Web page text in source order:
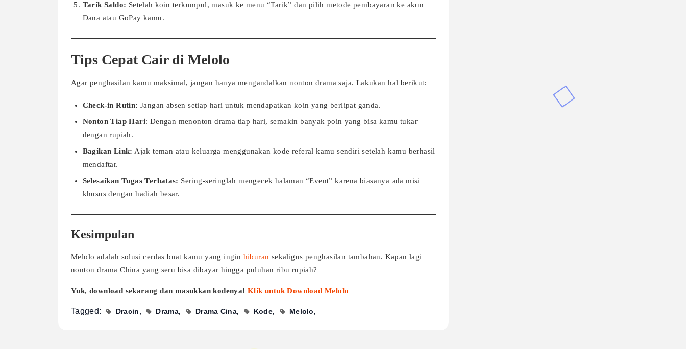
Tarik Saldo: Setelah koin terkumpul, masuk ke menu “Tarik” dan pilih metode pembayaran ke akun
Dana atau GoPay kamu.
Tips Cepat Cair di Melolo
Agar penghasilan kamu maksimal, jangan hanya mengandalkan nonton drama saja. Lakukan hal berikut:
Check-in Rutin: Jangan absen setiap hari untuk mendapatkan koin yang berlipat ganda.
Nonton Tiap Hari: Dengan menonton drama tiap hari, semakin banyak poin yang bisa kamu tukar
dengan rupiah.
Bagikan Link: Ajak teman atau keluarga menggunakan kode referal kamu sendiri setelah kamu berhasil
mendaftar.
Selesaikan Tugas Terbatas: Sering-seringlah mengecek halaman “Event” karena biasanya ada misi
khusus dengan hadiah besar.
Kesimpulan
Melolo adalah solusi cerdas buat kamu yang ingin hiburan sekaligus penghasilan tambahan. Kapan lagi
nonton drama China yang seru bisa dibayar hingga puluhan ribu rupiah?
Yuk, download sekarang dan masukkan kodenya! Klik untuk Download Melolo
Tagged: Dracin Drama Drama Cina Kode Melolo